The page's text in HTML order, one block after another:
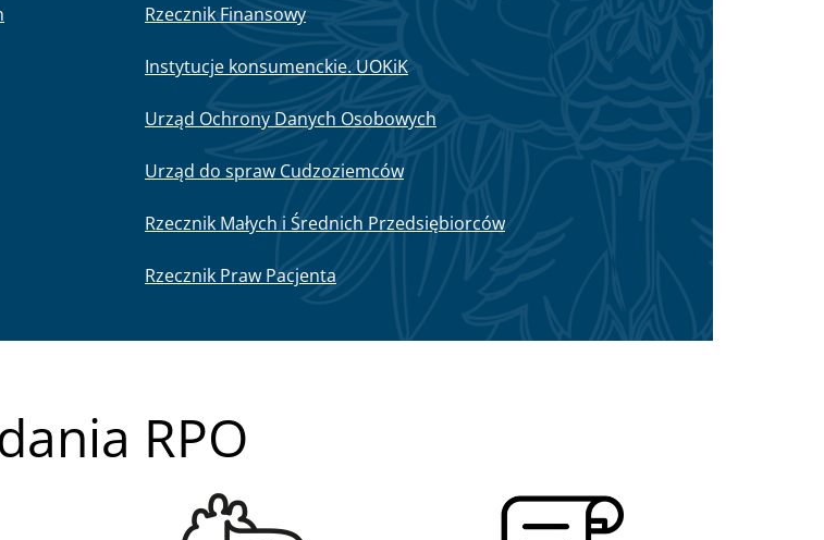
Rzecznik Finansowy
Instytucje konsumenckie. UOKiK
Urząd Ochrony Danych Osobowych
Urząd do spraw Cudzoziemców
Rzecznik Małych i Średnich Przedsiębiorców
Rzecznik Praw Pacjenta
RPO
Obraz Obraz